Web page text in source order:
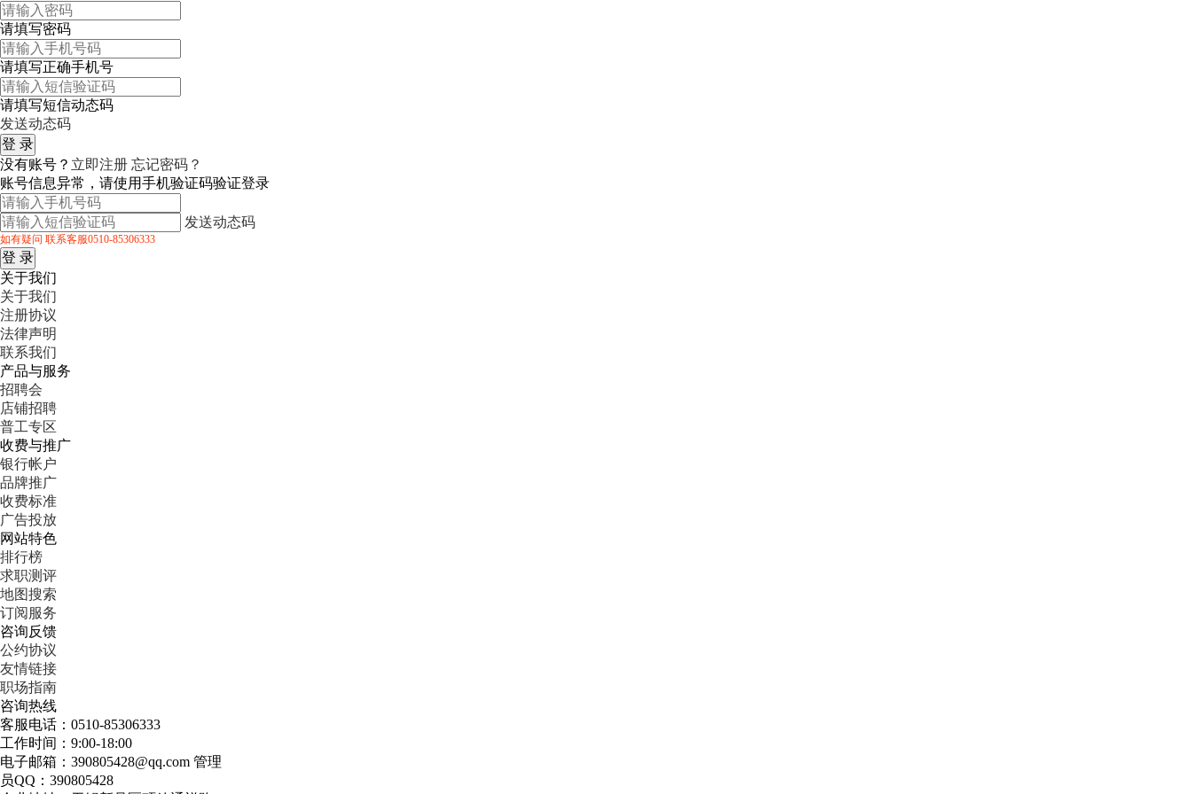
请填写密码
请填写正确手机号
请填写短信动态码
发送动态码
没有账号？ 立即注册 忘记密码？
账号信息异常，请使用手机验证码验证登录
发送动态码
如有疑问 联系客服0510-85306333
关于我们
关于我们
注册协议
法律声明
联系我们
产品与服务
招聘会
店铺招聘
普工专区
收费与推广
银行帐户
品牌推广
收费标准
广告投放
网站特色
排行榜
求职测评
地图搜索
订阅服务
咨询反馈
公约协议
友情链接
职场指南
咨询热线
客服电话：0510-85306333
工作时间：9:00-18:00
电子邮箱：390805428@qq.com 管理
员QQ：390805428